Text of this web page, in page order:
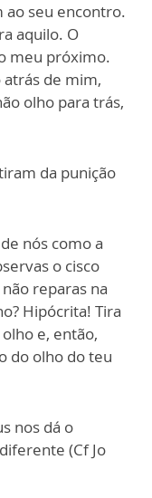
ao seu encontro.
aquilo. O
meu próximo.
de mim,
olho para trás,
da punição
nós como a
o cisco
reparas na
Hipócrita! Tira
e, então,
do olho do teu
nos dá o
(Cf Jo